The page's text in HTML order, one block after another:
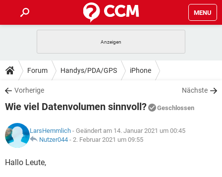
MENU
ANDROID IOS
WINDOWS 10
WHATSAPP TIKTOK
FACEBOOK
TIPPS & TRICKS
SPIELE STREAMING
WHATSAPP TIKTOK
FACEBOOK
DOWNLOADS
SPIELE STREAMING
ANDROID
WINDOWS 10 INSTAGRAM
WHATSAPP
SPIELE STREAMING
ANDROID
WINDOWS 10
LEXIKON
SPIELE
Forum Handys/PDA/GPS iPhone
Vorherige Nächste
Wie viel Datenvolumen sinnvoll? Geschlossen
LarsHemmlich - Geändert am 14. Januar 2021 um 00:45
Nutzer044 - 2. Februar 2021 um 09:55
Hallo Leute,